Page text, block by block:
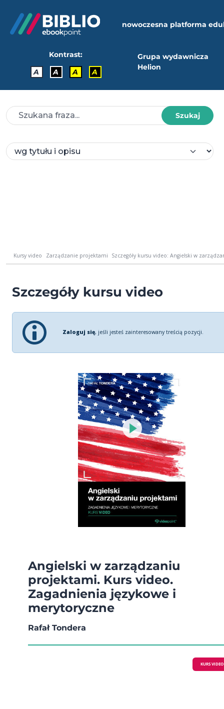
nowoczesna platforma
Kontrast:
A
A A A
Grupa wydawnicza
Helion
Szukaj
Kursy video Zarządzanie projektami Szczegóły kursu video: Angielski w
Szczegóły kursu video
Zaloguj się, jeśli jesteś zainteresowany treścią pozycji.
Angielski w zarządzaniu
projektami. Kurs video.
Zagadnienia językowe i
merytoryczne
Rafał Tondera
KURS VIDEO